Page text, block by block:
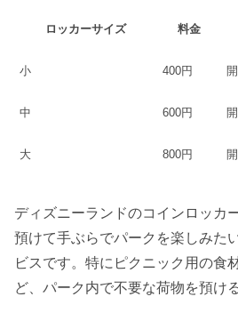
ロッカーサイズ 料金
小 400円
中 600円
大 800円
ディズニーランドのコインロッカ
預けて手ぶらでパークを楽しみた
ビスです。特にピクニック用の食
ど、パーク内で不要な荷物を預け